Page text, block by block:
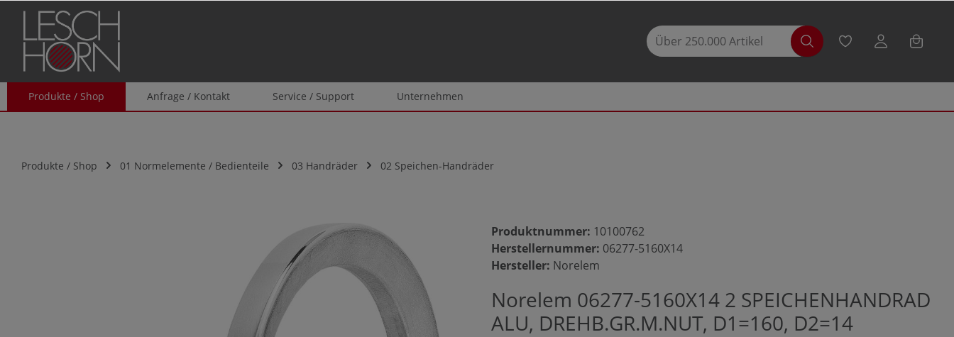
Zur Hauptnavigation springen
Produkte / Shop Anfrage / Kontakt Service / Support Unternehmen
Produkte / Shop 01 Normelemente / Bedienteile 03 Handräder 02 Speichen-Handräder
Produktnummer: 10100762
Herstellernummer: 06277-5160X14
Hersteller: Norelem
Norelem 06277-5160X14 2 SPEICHENHANDRAD
ALU, DREHB.GR.M.NUT, D1=160, D2=14